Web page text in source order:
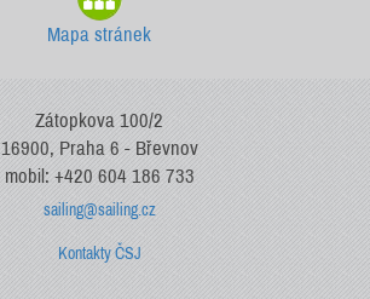
Mapa stránek
Zátopkova 100/2
16900, Praha 6 - Břevnov
mobil: +420 604 186 733
sailing@sailing.cz
Kontakty ČSJ